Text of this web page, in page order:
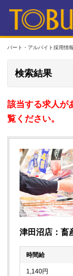
パート・アルバイト採用情報
検索結果
該当する求人が
覧ください。
津田沼店：畜
時間給
1,140円